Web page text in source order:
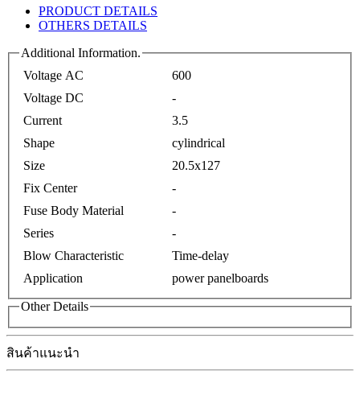
PRODUCT DETAILS
OTHERS DETAILS
Additional Information.
Voltage AC
600
Voltage DC
-
Current
3.5
Shape
cylindrical
Size
20.5x127
Fix Center
-
Fuse Body Material
-
Series
-
Blow Characteristic
Time-delay
Application
power panelboards
Other Details
สินค้าแนะนำ